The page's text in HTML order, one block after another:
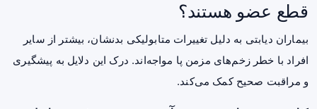
قطع عضو هستند؟
بیماران دیابتی به دلیل تغییرات متابولیکی بدنشان، بیشتر از سایر
افراد با خطر زخم‌های مزمن پا مواجه‌اند. درک این دلایل به پیشگیری
و مراقبت صحیح کمک می‌کند.